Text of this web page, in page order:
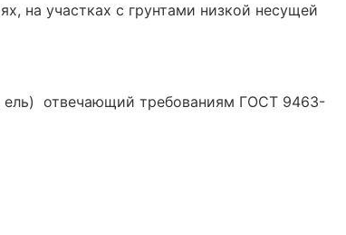
на участках с грунтами низкой несущей
ель) отвечающий требованиям ГОСТ 9463-